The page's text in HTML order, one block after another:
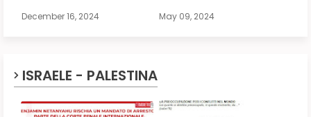
December 16, 2024 May 09, 2024
ISRAELE - PALESTINA